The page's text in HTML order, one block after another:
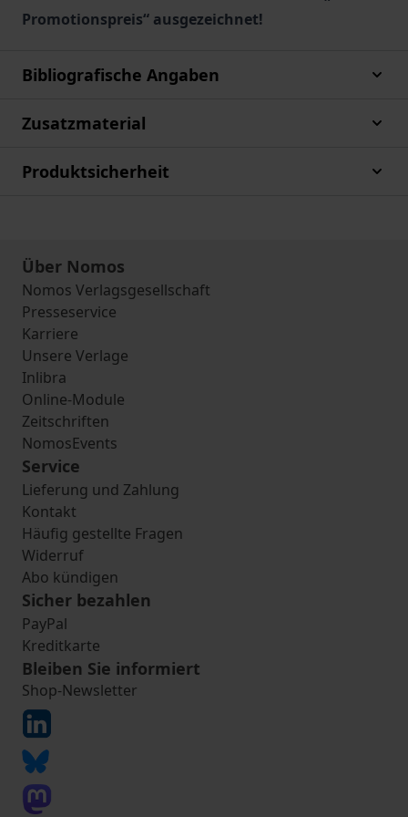
Promotionspreis“ ausgezeichnet!
Bibliografische Angaben
Zusatzmaterial
Produktsicherheit
Über Nomos
Nomos Verlagsgesellschaft
Presseservice
Karriere
Unsere Verlage
Inlibra
Online-Module
Zeitschriften
NomosEvents
Service
Lieferung und Zahlung
Kontakt
Häufig gestellte Fragen
Widerruf
Abo kündigen
Sicher bezahlen
PayPal
Kreditkarte
Bleiben Sie informiert
Shop-Newsletter